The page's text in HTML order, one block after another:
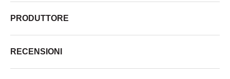
PRODUTTORE
RECENSIONI